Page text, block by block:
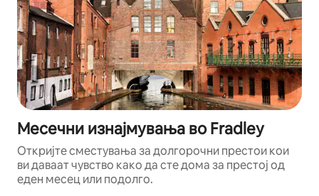
Месечни изнајмувања во Fradley
Откријте сместувања за долгорочни престои кои
ви даваат чувство како да сте дома за престој од
еден месец или подолго.